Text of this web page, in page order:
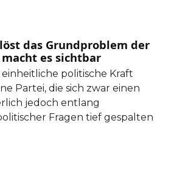
das Grundproblem der
macht es sichtbar
einheitliche politische Kraft
Partei, die sich zwar einen
jedoch entlang
Fragen tief gespalten